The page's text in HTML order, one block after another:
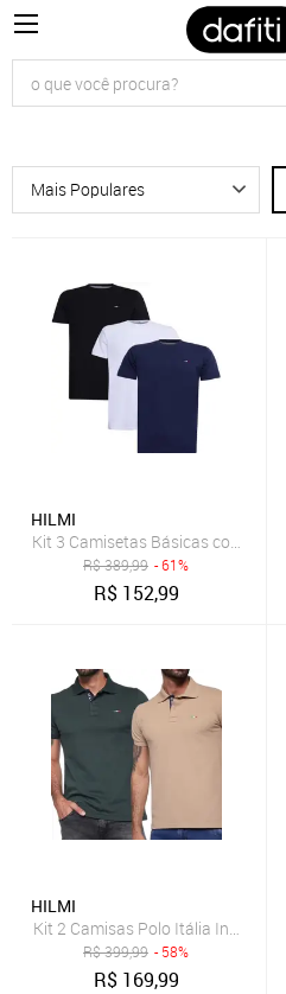
HILMI
Kit 3 Camisetas Básicas com
R$389,99 - 61%
R$ 152,99
HILMI
Kit 2 Camisas Polo Itália
R$399,99 - 58%
R$ 169,99